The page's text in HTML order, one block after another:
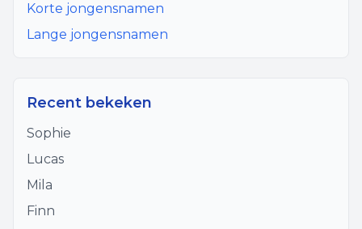
Korte jongensnamen
Lange jongensnamen
Recent bekeken
Sophie
Lucas
Mila
Finn